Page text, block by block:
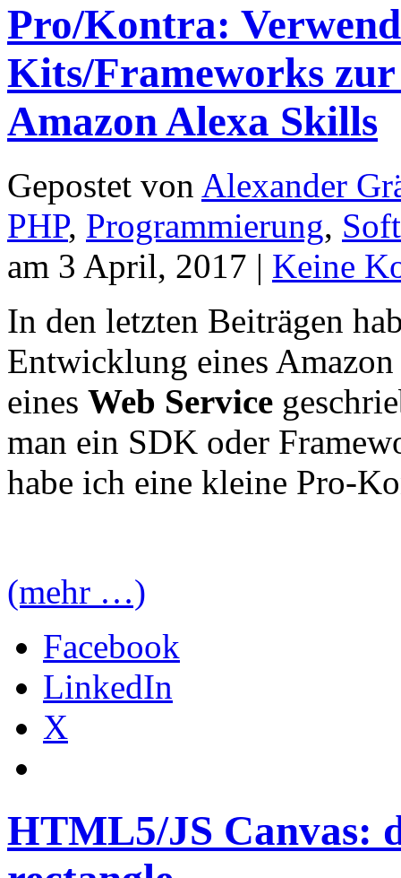
Pro/Kontra:
Kits/Frameworks
Amazon Alexa Skills
Gepostet von Alexander
PHP, Programmierung,
am 3 April, 2017 | Keine
In den letzten Beiträgen
Entwicklung eines
eines Web Service
man ein SDK oder
habe ich eine kleine Pro-
(mehr …)
Facebook
LinkedIn
X
HTML5/JS Canvas: